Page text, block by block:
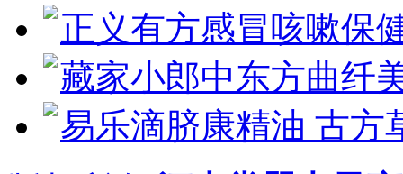
正义有方感冒咳嗽保
藏家小郎中东方曲纤
易乐滴脐康精油 古方